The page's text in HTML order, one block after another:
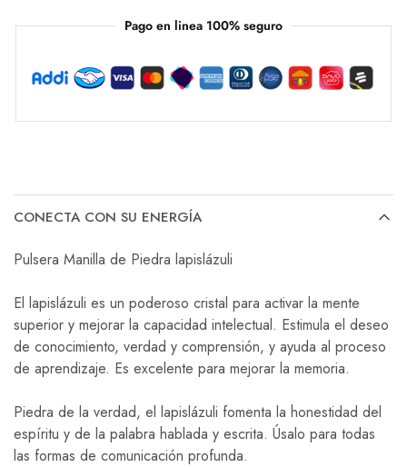
Pago en linea 100% seguro
CONECTA CON SU ENERGÍA
Pulsera Manilla de Piedra lapislázuli
El lapislázuli es un poderoso cristal para activar la mente
superior y mejorar la capacidad intelectual. Estimula el deseo
de conocimiento, verdad y comprensión, y ayuda al proceso
de aprendizaje. Es excelente para mejorar la memoria.
Piedra de la verdad, el lapislázuli fomenta la honestidad del
espíritu y de la palabra hablada y escrita. Úsalo para todas
las formas de comunicación profunda.